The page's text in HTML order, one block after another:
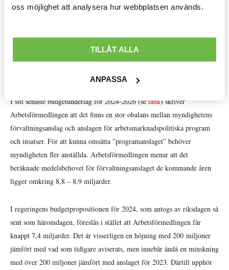
oss möjlighet att analysera hur webbplatsen används.
TILLÅT ALLA
ANPASSA
Avtal löner & arbetsrätt »
Internationellt »
Välfärd »
Distriktsbloggare »
Det vore fel väg att gå. I stället för att angripa symptomen på att något
insatser sätter käppar i hjulen för en lyckosam arbetslöshetsbekämpning.
Det kan lösas förhållandevis enkelt genom resurstillskott till
I sitt senaste budgetunderlag för 2024-2026 (se länk) skriver
Arbetsförmedlingen att det finns en stor obalans mellan myndighetens
förvaltningsanslag och anslagen för arbetsmarknadspolitiska program
och insatser. För att kunna omsätta ”programanslaget” behöver
myndigheten fler anställda. Arbetsförmedlingen menar att det
beräknade medelsbehovet för förvaltningsanslaget de kommande åren
ligger omkring 8,8 – 8,9 miljarder.
I regeringens budgetpropositionen för 2024, som antogs av riksdagen så
sent som häromdagen, föreslås i stället att Arbetsförmedlingen får
knappt 7,4 miljarder. Det är visserligen en höjning med 200 miljoner
jämfört med vad som tidigare aviserats, men innebär ändå en minskning
med över 200 miljoner jämfört med anslaget för 2023. Därtill upphör